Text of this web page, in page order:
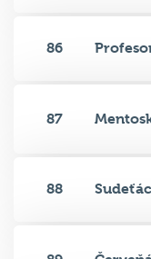
86
87
88